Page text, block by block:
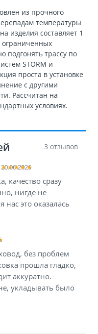
из прочного
температуры
изделия составляет 1
ограниченных
подгонять трассу по
STORM и
проста в установке
с другими
Рассчитан на
условиях.
3 отзывов
20.06.2026
качество сразу
нигде не
нас это оказалась
без проблем
прошла гладко,
аккуратно.
укладывать было